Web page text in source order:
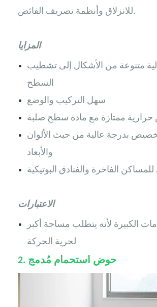
للانزلاق وأنظمة تصريف الفائض.
المزايا
متنوعة من الأشكال إلى تشطيب
السطح
سهل التركيب والوضع
ممتازة مع مادة سطح صلبة
بدرجة عالية من حيث الألوان
والأبعاد
للمساكن الفاخرة والفنادق البوتيكية
الاعتبارات
الكبيرة لأنه يتطلب مساحة أكبر
لحرية الحركة
2. حوض استحمام مُدمج